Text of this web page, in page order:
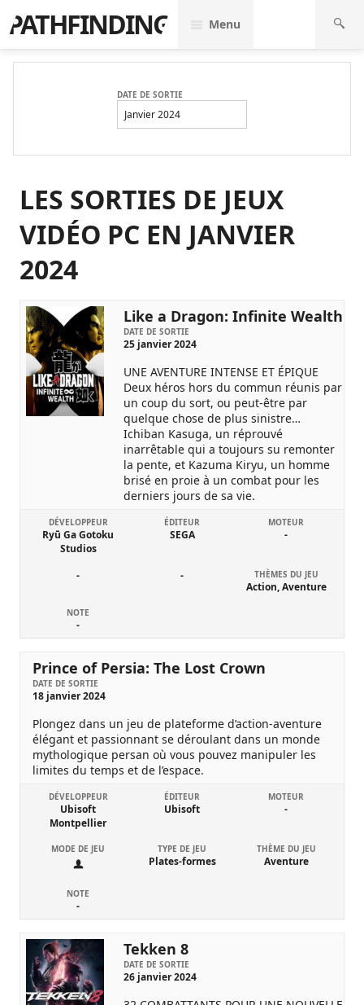
PATHFINDING Menu
DATE DE SORTIE
Janvier 2024
LES SORTIES DE JEUX
VIDÉO PC EN JANVIER
2024
Like a Dragon: Infinite Wealth
DATE DE SORTIE
25 janvier 2024
UNE AVENTURE INTENSE ET ÉPIQUE
Deux héros hors du commun réunis par
un coup du sort, ou peut-être par
quelque chose de plus sinistre…
Ichiban Kasuga, un réprouvé
inarrêtable qui a toujours su remonter
la pente, et Kazuma Kiryu, un homme
brisé en proie à un combat pour les
derniers jours de sa vie.
DÉVELOPPEUR
Ryū Ga Gotoku
Studios
ÉDITEUR
SEGA
MOTEUR
-
- - THÈMES DU JEU
Action, Aventure
NOTE
-
Prince of Persia: The Lost Crown
DATE DE SORTIE
18 janvier 2024
Plongez dans un jeu de plateforme d’action-aventure
élégant et passionnant se déroulant dans un monde
mythologique persan où vous pouvez manipuler les
limites du temps et de l’espace.
DÉVELOPPEUR
Ubisoft
Montpellier
ÉDITEUR
Ubisoft
MOTEUR
-
MODE DE JEU TYPE DE JEU
Plates-formes
THÈME DU JEU
Aventure
NOTE
-
Tekken 8
DATE DE SORTIE
26 janvier 2024